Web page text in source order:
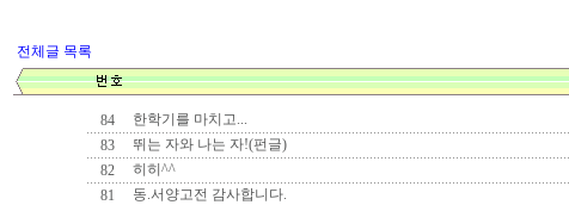
전체글 목록
84 한학기를 마치고...
83
뛰는 자와 나는 자!(펀글)
82
히히^^
81
동.서양고전 감사합니다.